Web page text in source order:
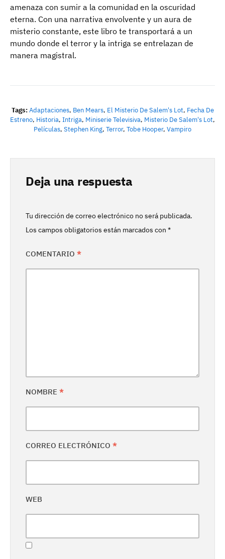
amenaza con sumir a la comunidad en la oscuridad
eterna. Con una narrativa envolvente y un aura de
misterio constante, este libro te transportará a un
mundo donde el terror y la intriga se entrelazan de
manera magistral.
Tags: Adaptaciones, Ben Mears, El Misterio De Salem's Lot, Fecha De
Estreno, Historia, Intriga, Miniserie Televisiva, Misterio De Salem's Lot,
Películas, Stephen King, Terror, Tobe Hooper, Vampiro
Deja una respuesta
Tu dirección de correo electrónico no será publicada.
Los campos obligatorios están marcados con *
COMENTARIO *
NOMBRE *
CORREO ELECTRÓNICO *
WEB